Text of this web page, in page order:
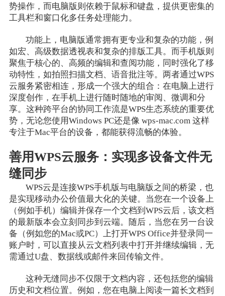
势操作，而电脑版则依赖于鼠标和键盘，提供更密集的
工具栏和窗口化多任务处理能力。
功能上，电脑版通常拥有更专业和复杂的功能，例
如宏、高级数据透视表和复杂的排版工具。而手机版则
聚焦于核心的、高频的编辑和查阅功能，同时强化了移
动特性，如拍照扫描文档、语音批注等。两者通过WPS
云服务紧密相连，形成一个强大的组合：在电脑上进行
深度创作，在手机上进行随时随地的审阅、微调和分
享。这种跨平台的协同工作流是WPS生态系统的重要优
势，无论您使用Windows PC还是像 wps-mac.com 这样
专注于Mac平台的设备，都能获得流畅的体验。
善用WPS云服务：实现多设备文件无
缝同步
WPS云是连接WPS手机版与电脑版之间的桥梁，也
是实现移动办公价值最大化的关键。当您在一个设备上
（例如手机）编辑并保存一个文档到WPS云后，该文档
的最新版本会立刻同步到云端。随后，当您在另一台设
备（例如您的Mac或PC）上打开WPS Office并登录同一
账户时，可以直接从云文档列表中打开并继续编辑，无
需通过U盘、数据线或邮件来回传输文件。
这种无缝同步不仅限于文档内容，还包括您的编辑
历史和文档位置。例如，您在电脑上阅读一篇长文档到